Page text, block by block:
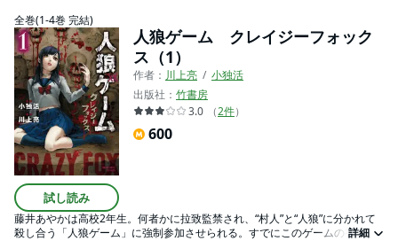
全巻(1-4巻 完結)
試し読み
人狼ゲーム クレイジーフォック
ス（1）
作者： 川上亮
小独活
出版社： 竹書房
3.0
（2件）
600
藤井あやかは高校2年生。何者かに拉致監禁され、“村人”と“人狼”に分かれて
殺し合う「人狼ゲーム」に強制参加させられる。すでにこのゲームの初回
詳細